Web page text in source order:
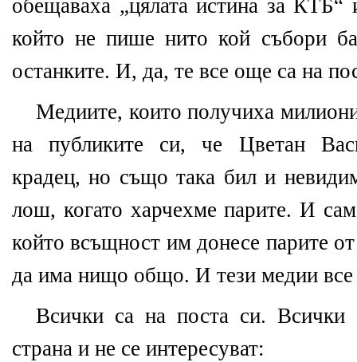
обещаваха „цялата истина за КТБ“
който не пише нито кой събори
останките. И, да, те все още са на
Медиите, които получиха
на публиките си, че Цветан
крадец, но също така бил и
лош, когато харчехме парите. И
който всъщност им донесе парите
да има нищо общо. И тези медии все
Всички са на поста си. Всички
страна и не се интересуват: